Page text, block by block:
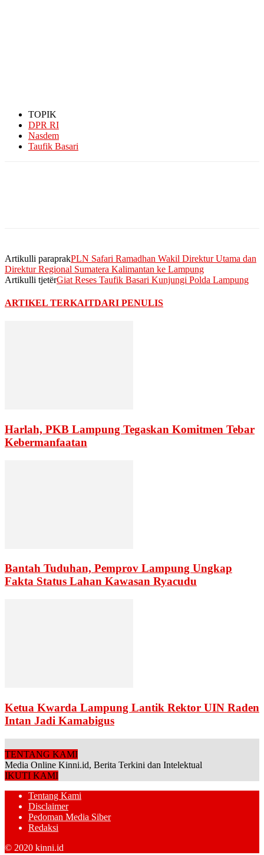
TOPIK
DPR RI
Nasdem
Taufik Basari
Artikulli paraprakPLN Safari Ramadhan Wakil Direktur Utama dan
Direktur Regional Sumatera Kalimantan ke Lampung
Artikulli tjetërGiat Reses Taufik Basari Kunjungi Polda Lampung
ARTIKEL TERKAITDARI PENULIS
Harlah, PKB Lampung Tegaskan Komitmen Tebar
Kebermanfaatan
Bantah Tuduhan, Pemprov Lampung Ungkap
Fakta Status Lahan Kawasan Ryacudu
Ketua Kwarda Lampung Lantik Rektor UIN Raden
Intan Jadi Kamabigus
TENTANG KAMI
Media Online Kinni.id, Berita Terkini dan Intelektual
IKUTI KAMI
Tentang Kami
Disclaimer
Pedoman Media Siber
Redaksi
© 2020 kinni.id